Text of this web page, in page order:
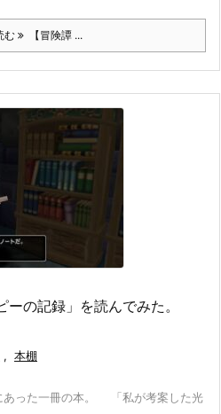
む 【冒険譚 ...
ーの記録」を読んでみた。
, 本棚
った一冊の本。 「私が考案した光